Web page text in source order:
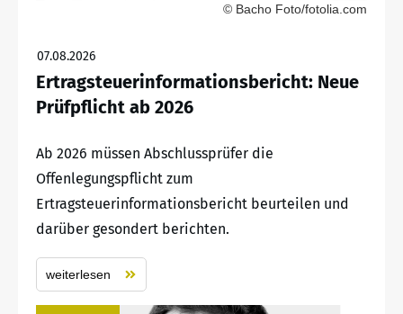
© Bacho Foto/fotolia.com
07.08.2026
Ertragsteuerinformationsbericht: Neue
Prüfpflicht ab 2026
Ab 2026 müssen Abschlussprüfer die
Offenlegungspflicht zum
Ertragsteuerinformationsbericht beurteilen und
darüber gesondert berichten.
weiterlesen